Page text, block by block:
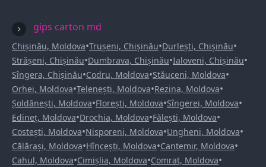
gips carton md
Chișinău, Moldova•Trușeni, Chișinău•Durlești, Chișinău•
Strășeni, Chișinău•Dumbrava, Chișinău•Ialoveni, Chișinău•
Sîngera, Chișinău•Codru, Moldova•Stăuceni, Moldova•
Orhei, Moldova•Telenești, Moldova•Rezina, Moldova•
Șoldănești, Moldova•Florești, Moldova•Sîngerei, Moldova•
Edineț, Moldova•Drochia, Moldova•Fălești, Moldova•
Costești, Moldova•Nisporeni, Moldova•Ungheni, Moldova•
Călărași, Moldova•Hîncești, Moldova•Cantemir, Moldova•
Cahul, Moldova•Cimișlia, Moldova•Comrat, Moldova•